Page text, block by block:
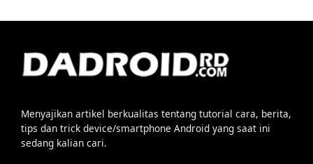
Menyajikan artikel berkualitas tentang tutorial cara, berita,
tips dan trick device/smartphone Android yang saat ini
sedang kalian cari.